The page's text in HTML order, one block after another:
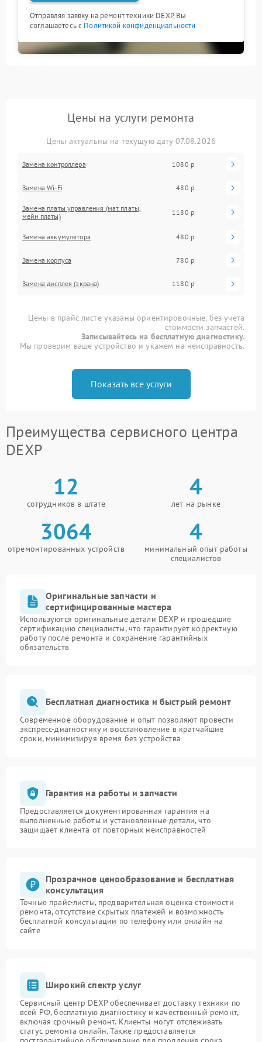
Отправляя заявку на ремонт техники DEXP, Вы
соглашаетесь с Политикой конфиденциальности
Цены на услуги ремонта
Цены актуальны на текущую дату 07.08.2026
Замена контроллера 1080 р
Замена Wi-Fi 480 р
Замена платы управления (мат.платы,
мейн платы)
1180 р
Замена аккумулятора 480 р
Замена корпуса 780 р
Замена дисплея (экрана) 1180 р
Цены в прайс-листе указаны ориентировочные, без учета
стоимости запчастей.
Записывайтесь на бесплатную диагностику.
Мы проверим ваше устройство и укажем на неисправность.
Показать все услуги
Преимущества сервисного центра
DEXP
12
сотрудников в штате
4
лет на рынке
3064
отремонтированных устройств
4
минимальный опыт работы
специалистов
Оригинальные запчасти и
сертифицированные мастера
Используются оригинальные детали DEXP и прошедшие
сертификацию специалисты, что гарантирует корректную
работу после ремонта и сохранение гарантийных
обязательств
Бесплатная диагностика и быстрый ремонт
Современное оборудование и опыт позволяют провести
экспресс-диагностику и восстановление в кратчайшие
сроки, минимизируя время без устройства
Гарантия на работы и запчасти
Предоставляется документированная гарантия на
выполненные работы и установленные детали, что
защищает клиента от повторных неисправностей
Прозрачное ценообразование и бесплатная
консультация
Точные прайс-листы, предварительная оценка стоимости
ремонта, отсутствие скрытых платежей и возможность
бесплатной консультации по телефону или онлайн на
сайте
Широкий спектр услуг
Сервисный центр DEXP обеспечивает доставку техники по
всей РФ, бесплатную диагностику и качественный ремонт,
включая срочный ремонт. Клиенты могут отслеживать
статус ремонта онлайн. Также предоставляется